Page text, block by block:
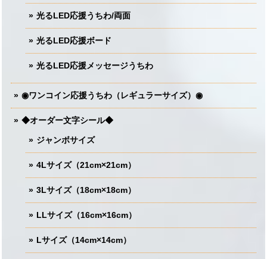
光るLED応援うちわ/両面
光るLED応援ボード
光るLED応援メッセージうちわ
◉ワンコイン応援うちわ（レギュラーサイズ）◉
◆オーダー文字シール◆
ジャンボサイズ
4Lサイズ（21cm×21cm）
3Lサイズ（18cm×18cm）
LLサイズ（16cm×16cm）
Lサイズ（14cm×14cm）